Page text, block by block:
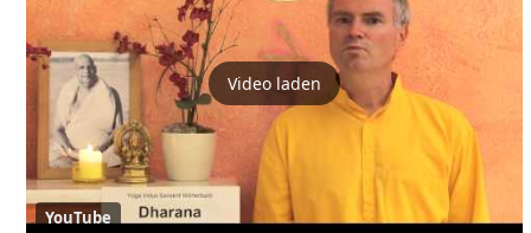
Video laden
YouTube